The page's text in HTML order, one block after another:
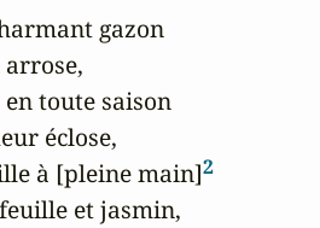
gazon
arrose,
en toute saison
éclose,
à [pleine main]2
et jasmin,